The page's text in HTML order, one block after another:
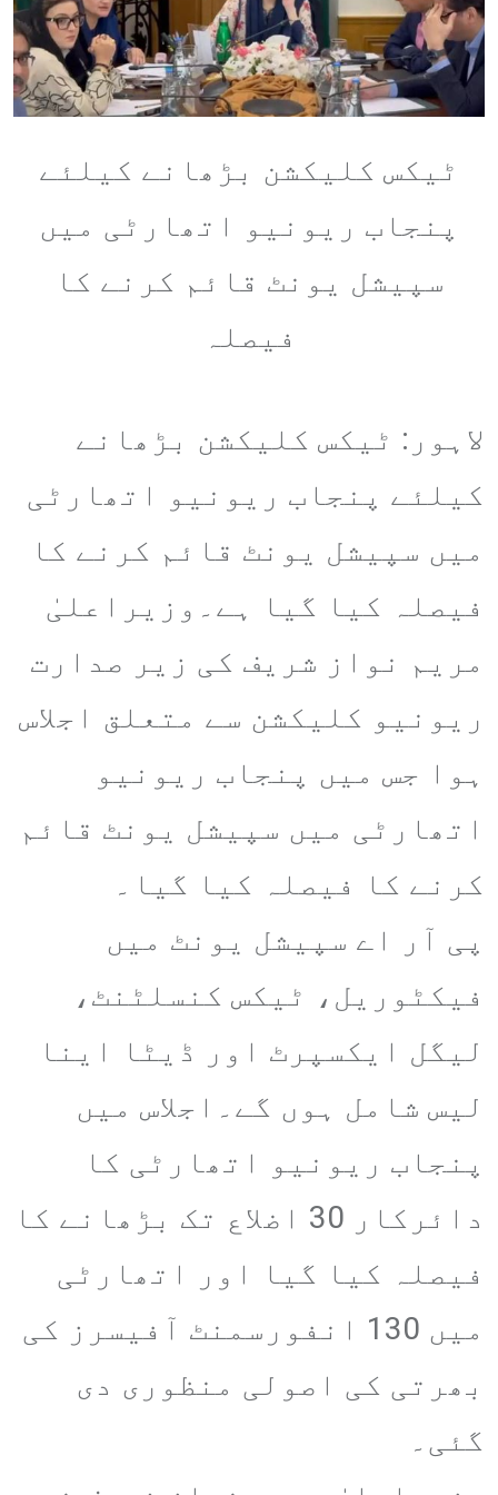
ٹیکس کلیکشن بڑھانے کیلئے
پنجاب ریونیو اتھارٹی میں
سپیشل یونٹ قائم کرنے کا
فیصلہ
لاہور: ٹیکس کلیکشن بڑھانے
کیلئے پنجاب ریونیو اتھارٹی
میں سپیشل یونٹ قائم کرنے کا
فیصلہ کیا گیا ہے۔وزیراعلیٰ
مریم نواز شریف کی زیر صدارت
ریونیو کلیکشن سے متعلق اجلاس
ہوا جس میں پنجاب ریونیو
اتھارٹی میں سپیشل یونٹ قائم
کرنے کا فیصلہ کیا گیا۔
پی آر اے سپیشل یونٹ میں
فیکٹوریل، ٹیکس کنسلٹنٹ،
لیگل ایکسپرٹ اور ڈیٹا اینا
لیس شامل ہوں گے۔اجلاس میں
پنجاب ریونیو اتھارٹی کا
دائرکار 30 اضلاع تک بڑھانے کا
فیصلہ کیا گیا اور اتھارٹی
میں 130 انفورسمنٹ آفیسرز کی
بھرتی کی اصولی منظوری دی
گئی۔